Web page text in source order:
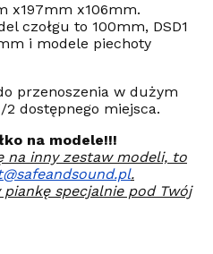
x197mm x106mm.
czołgu to 100mm, DSD1
i modele piechoty
przenoszenia w dużym
dostępnego miejsca.
na modele!!!
na inny zestaw modeli, to
.
specjalnie pod Twój